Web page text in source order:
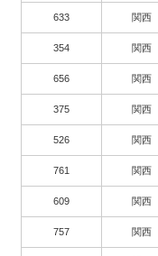
633 関西
354 関西
656 関西
375 関西
526 関西
761 関西
609 関西
757 関西